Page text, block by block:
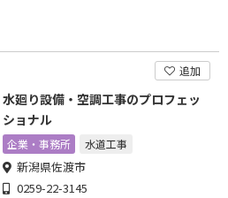
追加
水廻り設備・空調工事のプロフェッ
ショナル
企業・事務所 水道工事
新潟県佐渡市
0259-22-3145